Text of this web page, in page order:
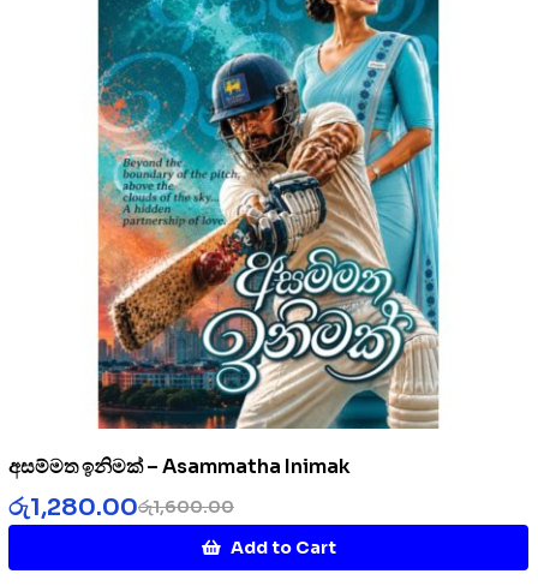
අසම්මත ඉනිමක් – Asammatha Inimak
රු1,600.00
රු1,280.00
Add to Cart